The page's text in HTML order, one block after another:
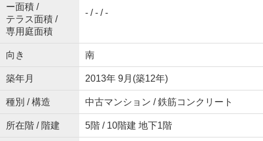
ー面積 /
テラス面積 /
専用庭面積
- / - / -
向き 南
築年月 2013年 9月(築12年)
種別 / 構造 中古マンション / 鉄筋コンクリート
所在階 / 階建 5階 / 10階建 地下1階